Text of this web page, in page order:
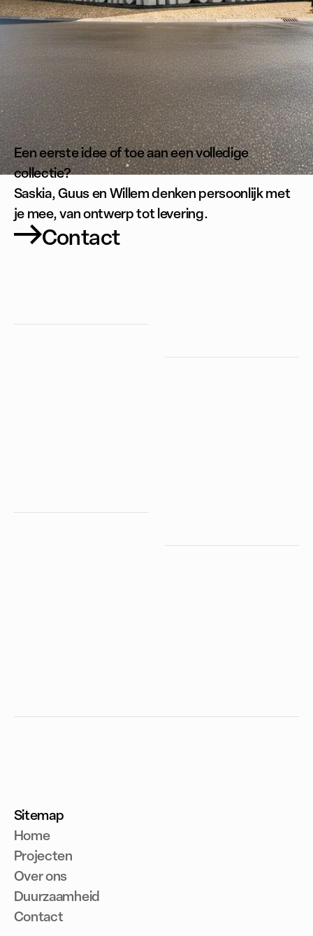
Een eerste idee of toe aan een volledige
collectie?
Saskia, Guus en Willem denken persoonlijk met
je mee, van ontwerp tot levering.
Contact
Sitemap
Home
Projecten
Over ons
Duurzaamheid
Contact